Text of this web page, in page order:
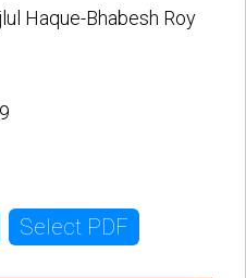
Haque-Bhabesh Roy
Select PDF